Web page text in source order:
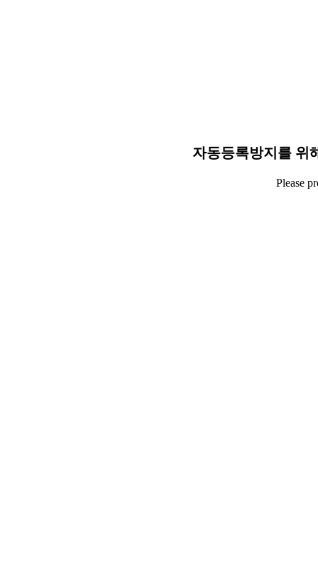
자동등록방지를 위
Please